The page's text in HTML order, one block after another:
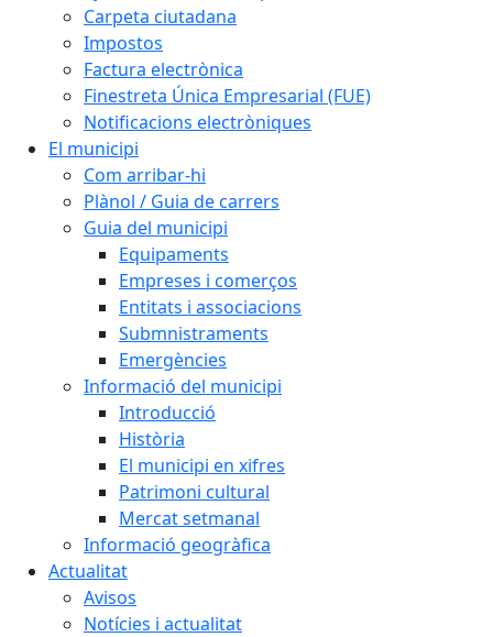
Carpeta ciutadana
Impostos
Factura electrònica
Finestreta Única Empresarial (FUE)
Notificacions electròniques
El municipi
Com arribar-hi
Plànol / Guia de carrers
Guia del municipi
Equipaments
Empreses i comerços
Entitats i associacions
Submnistraments
Emergències
Informació del municipi
Introducció
Història
El municipi en xifres
Patrimoni cultural
Mercat setmanal
Informació geogràfica
Actualitat
Avisos
Notícies i actualitat